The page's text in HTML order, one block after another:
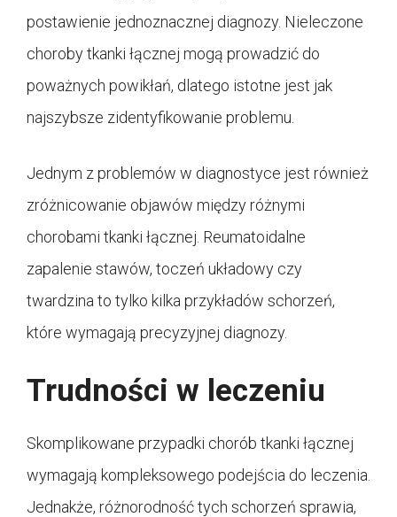
postawienie jednoznacznej diagnozy. Nieleczone
choroby tkanki łącznej mogą prowadzić do
poważnych powikłań, dlatego istotne jest jak
najszybsze zidentyfikowanie problemu.
Jednym z problemów w diagnostyce jest również
zróżnicowanie objawów między różnymi
chorobami tkanki łącznej. Reumatoidalne
zapalenie stawów, toczeń układowy czy
twardzina to tylko kilka przykładów schorzeń,
które wymagają precyzyjnej diagnozy.
Trudności w leczeniu
Skomplikowane przypadki chorób tkanki łącznej
wymagają kompleksowego podejścia do leczenia.
Jednakże, różnorodność tych schorzeń sprawia,